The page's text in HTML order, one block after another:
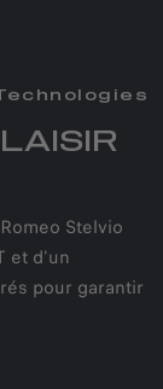
Stelvio
et d'un
pour garantir